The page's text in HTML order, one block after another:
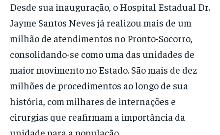
Desde sua inauguração, o Hospital Estadual Dr.
Jayme Santos Neves já realizou mais de um
milhão de atendimentos no Pronto-Socorro,
consolidando-se como uma das unidades de
maior movimento no Estado. São mais de dez
milhões de procedimentos ao longo de sua
história, com milhares de internações e
cirurgias que reafirmam a importância da
unidade para a população.